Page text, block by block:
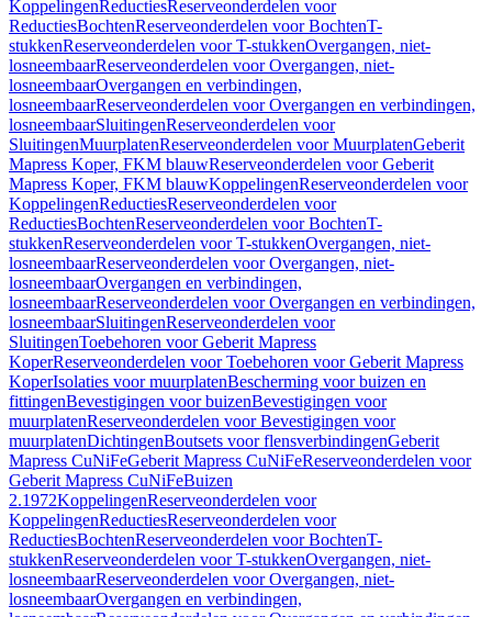
KoppelingenReductiesReserveonderdelen voor
ReductiesBochtenReserveonderdelen voor BochtenT-
stukkenReserveonderdelen voor T-stukkenOvergangen, niet-
losneembaarReserveonderdelen voor Overgangen, niet-
losneembaarOvergangen en verbindingen,
losneembaarReserveonderdelen voor Overgangen en verbindingen,
losneembaarSluitingenReserveonderdelen voor
SluitingenMuurplatenReserveonderdelen voor MuurplatenGeberit
Mapress Koper, FKM blauwReserveonderdelen voor Geberit
Mapress Koper, FKM blauwKoppelingenReserveonderdelen voor
KoppelingenReductiesReserveonderdelen voor
ReductiesBochtenReserveonderdelen voor BochtenT-
stukkenReserveonderdelen voor T-stukkenOvergangen, niet-
losneembaarReserveonderdelen voor Overgangen, niet-
losneembaarOvergangen en verbindingen,
losneembaarReserveonderdelen voor Overgangen en verbindingen,
losneembaarSluitingenReserveonderdelen voor
SluitingenToebehoren voor Geberit Mapress
KoperReserveonderdelen voor Toebehoren voor Geberit Mapress
KoperIsolaties voor muurplatenBescherming voor buizen en
fittingenBevestigingen voor buizenBevestigingen voor
muurplatenReserveonderdelen voor Bevestigingen voor
muurplatenDichtingenBoutsets voor flensverbindingenGeberit
Mapress CuNiFeGeberit Mapress CuNiFeReserveonderdelen voor
Geberit Mapress CuNiFeBuizen
2.1972KoppelingenReserveonderdelen voor
KoppelingenReductiesReserveonderdelen voor
ReductiesBochtenReserveonderdelen voor BochtenT-
stukkenReserveonderdelen voor T-stukkenOvergangen, niet-
losneembaarReserveonderdelen voor Overgangen, niet-
losneembaarOvergangen en verbindingen,